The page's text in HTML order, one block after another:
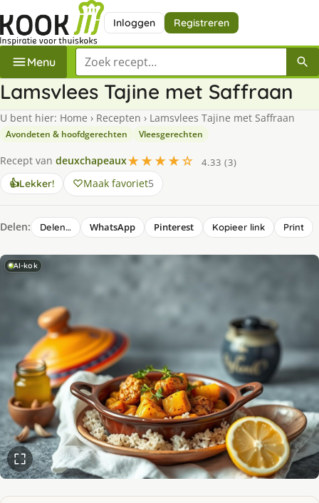
Inloggen Registreren
Menu Zoek een recept
Lamsvlees Tajine met Saffraan
U bent hier: Home › Recepten › Lamsvlees Tajine met Saffraan
Avondeten & hoofdgerechten Vleesgerechten
Recept van deuxchapeaux★★★★☆
4.33 (3)
👍Lekker! Maak favoriet5
Delen: Delen… WhatsApp Pinterest Kopieer link Print
AI-kok